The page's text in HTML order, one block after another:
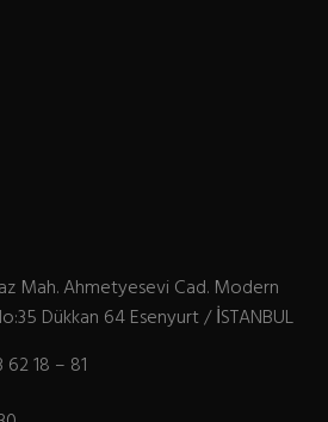
Mah. Ahmetyesevi Cad. Modern
Dükkan 64 Esenyurt / İSTANBUL
62 18 – 81